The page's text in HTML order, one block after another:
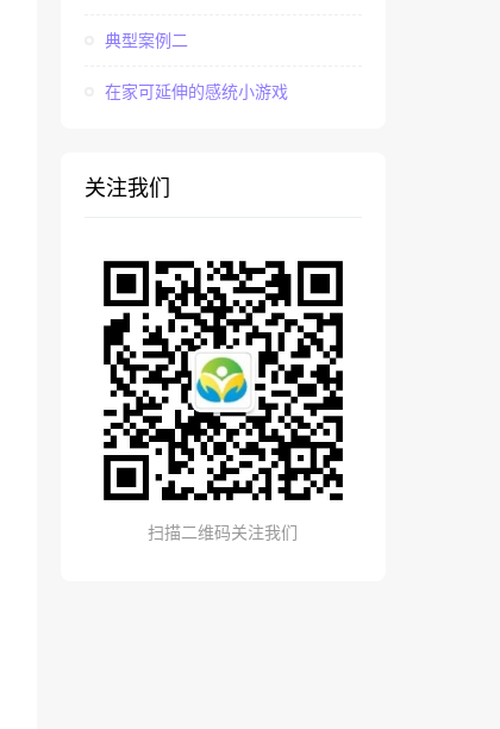
典型案例二
在家可延伸的感统小游戏
关注我们
扫描二维码关注我们